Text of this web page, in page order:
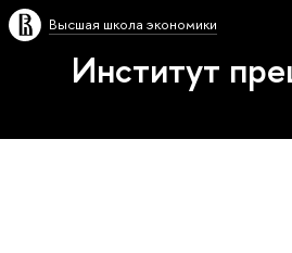
Высшая школа экономики
Институт